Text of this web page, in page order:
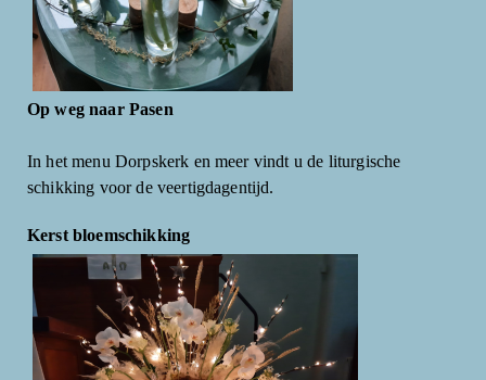
Op weg naar Pasen
In het menu Dorpskerk en meer vindt u de liturgische
schikking voor de veertigdagentijd.
Kerst bloemschikking